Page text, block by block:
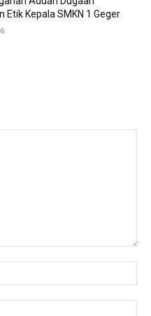
Etik Kepala SMKN 1 Geger